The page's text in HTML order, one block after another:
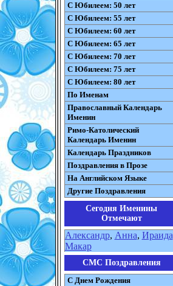
С Юбилеем: 50 лет
С Юбилеем: 55 лет
С Юбилеем: 60 лет
С Юбилеем: 65 лет
С Юбилеем: 70 лет
С Юбилеем: 75 лет
С Юбилеем: 80 лет
По Именам
Православный Календарь
Именин
Римо-Католический
Календарь Именин
Календарь Праздников
Поздравления в Прозе
На Английском Языке
Другие Поздравления
Сегодня Именины
Отмечают
Александр, Анна, Ираида
Макар
СМС Поздравления
С Днем Рождения